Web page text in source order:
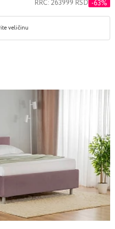
RRC: 263999 RSD -63%
veličinu